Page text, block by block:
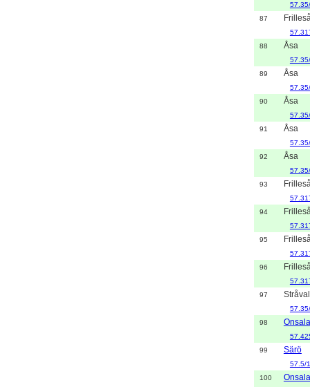
87
88
Åsa
89
Åsa
90
Åsa
91
Åsa
92
Åsa
93
94
95
96
97
98
Onsala
99
Särö
57.5/
100
Onsala